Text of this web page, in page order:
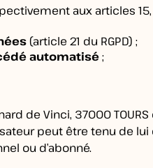
aux articles 15,
(article 21 du RGPD) ;
automatisé;
de Vinci, 37000
peut être tenu de
ou d’abonné.